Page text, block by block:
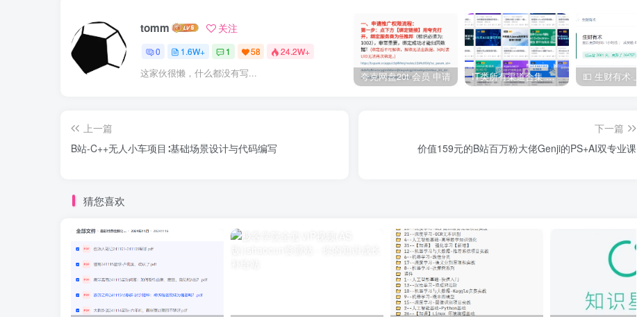
tomm 关注
0 1.6W+ 1 58 24.2W+
这家伙很懒，什么都没有写... 夸克网盘20t 会员 申请 IT类所有渠道合集 持续日更，目前近四千多条资源 年费用户微信私信获取权限
上一篇
B站-C++无人小车项目∶基础场景设计与代码编写
下一篇
价值159元的B站百万粉大佬Genji的PS+AI双专业课
猜您喜欢